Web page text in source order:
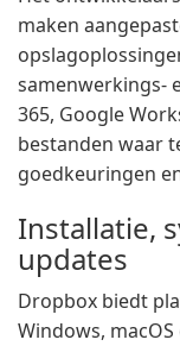
maken
samenwerkings-
365, Google
bestanden waar
goedkeuringen
Installatie,
updates
Dropbox biedt
Windows,